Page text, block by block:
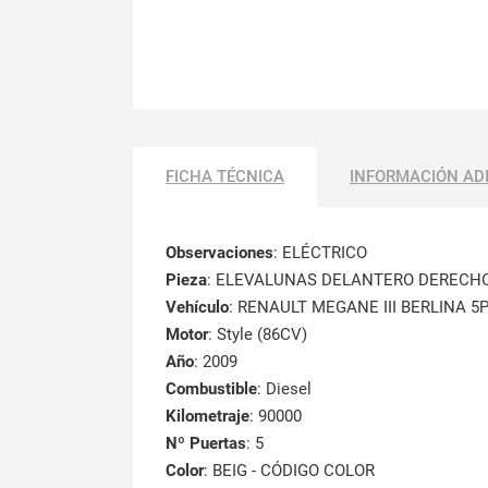
FICHA TÉCNICA INFORMACIÓN
Observaciones: ELÉCTRICO
Pieza: ELEVALUNAS DELANTERO
Vehículo: RENAULT MEGANE III BERLINA 5P
Motor: Style (86CV)
Año: 2009
Combustible: Diesel
Kilometraje: 90000
Nº Puertas: 5
Color: BEIG - CÓDIGO COLOR